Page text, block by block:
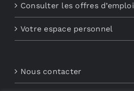
Consulter les offres d’emploi
Votre espace personnel
Nous contacter